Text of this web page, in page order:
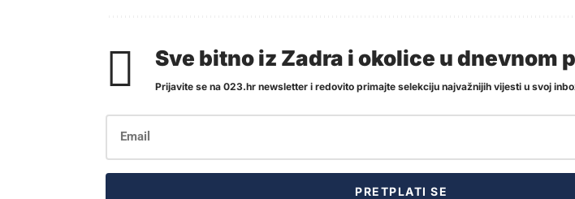
Sve bitno iz Zadra i okolice u dnevnom
Prijavite se na 023.hr newsletter i redovito primajte selekciju najvažnijih vijesti u svoj
PRETPLATI SE